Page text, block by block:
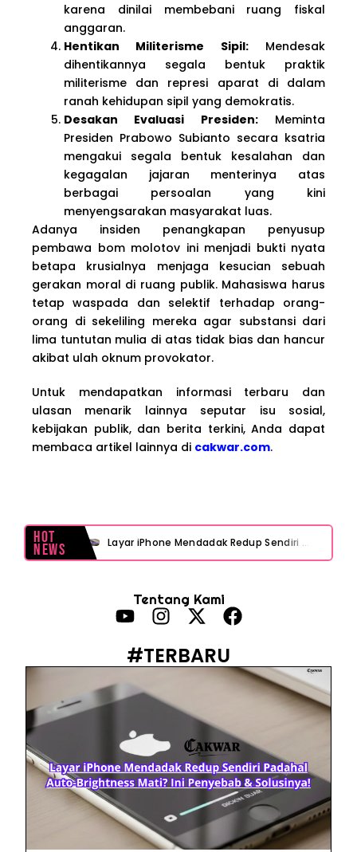
karena dinilai membebani ruang fiskal
anggaran.
Hentikan Militerisme Sipil:Mendesak
dihentikannya segala bentuk praktik
militerisme dan represi aparat di dalam
ranah kehidupan sipil yang demokratis.
Desakan Evaluasi Presiden:Meminta
Presiden Prabowo Subianto secara ksatria
mengakui segala bentuk kesalahan dan
kegagalan jajaran menterinya atas
berbagai persoalan yang kini
menyengsarakan masyarakat luas.
Adanya insiden penangkapan penyusup
pembawa bom molotov ini menjadi bukti nyata
betapa krusialnya menjaga kesucian sebuah
gerakan moral di ruang publik. Mahasiswa harus
tetap waspada dan selektif terhadap orang-
orang di sekeliling mereka agar substansi dari
lima tuntutan mulia di atas tidak bias dan hancur
akibat ulah oknum provokator.
Untuk mendapatkan informasi terbaru dan
ulasan menarik lainnya seputar isu sosial,
kebijakan publik, dan berita terkini, Anda dapat
membaca artikel lainnya di cakwar.com.
Hot
News Layar iPhone Mendadak Redup Sendiri Padahal Auto-Brightness Mati? Ini Penyebab & Solusinya!
Prabowo Sebut ‘Londo Ireng’, Ray Rangkuti Desak DPR Bersikap, Ini Ulasan Politiknya
MAKI Soroti Penahanan Eks Jampidsus Febrie Adriansyah Tanpa Rompi Pink
Babak Baru Kasus Febrie Adriansyah, Rencana Praperadilan Penyitaan Emas dan Uang Tunai Jadi Sorotan
Baterai Apple Watch Cepat Boros? Ini Penyebab dan Cara Mengatasinya
HP Huawei Cepat Panas? Ini Penyebab Utama dan Cara Mengatasinya
Tentang Kami
#TERBARU